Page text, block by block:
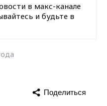
в макс-канале
и будьте в
Поделиться